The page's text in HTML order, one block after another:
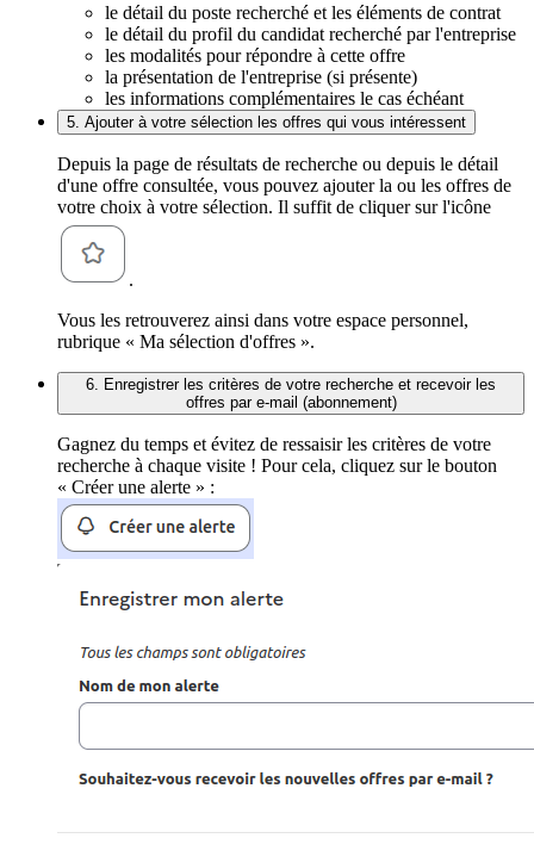
le détail du poste recherché et les éléments de contrat
le détail du profil du candidat recherché par l'entreprise
les modalités pour répondre à cette offre
la présentation de l'entreprise (si présente)
les informations complémentaires le cas échéant
5. Ajouter à votre sélection les offres qui vous intéressent
Depuis la page de résultats de recherche ou depuis le détail
d'une offre consultée, vous pouvez ajouter la ou les offres de
votre choix à votre sélection. Il suffit de cliquer sur l'icône
.
Vous les retrouverez ainsi dans votre espace personnel,
rubrique « Ma sélection d'offres ».
6. Enregistrer les critères de votre recherche et recevoir les
offres par e-mail (abonnement)
Gagnez du temps et évitez de ressaisir les critères de votre
recherche à chaque visite ! Pour cela, cliquez sur le bouton
« Créer une alerte » :